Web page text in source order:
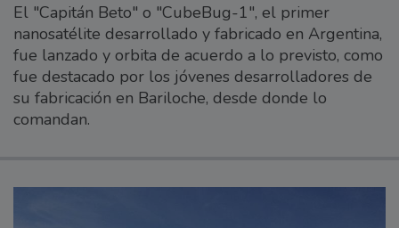
El "Capitán Beto" o "CubeBug-1", el primer
nanosatélite desarrollado y fabricado en Argentina,
fue lanzado y orbita de acuerdo a lo previsto, como
fue destacado por los jóvenes desarrolladores de
su fabricación en Bariloche, desde donde lo
comandan.